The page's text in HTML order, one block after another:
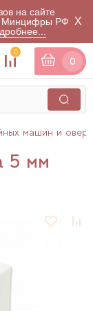
на сайте
Минцифры РФ
X
0
0
машин и
5 мм